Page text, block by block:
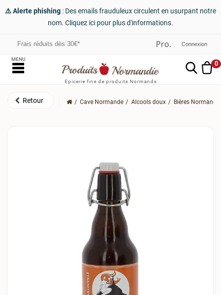
⚠️ Alerte phishing : Des emails frauduleux circulent en usurpant notre
nom. Cliquez ici pour plus d'informations.
Frais réduits dès 30€* Connexion
Epicerie fine de produits Normands
0
MENU
Cave Normande Alcools doux Bières